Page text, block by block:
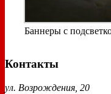
Баннеры с
Контакты
ул. Возрождения, 20